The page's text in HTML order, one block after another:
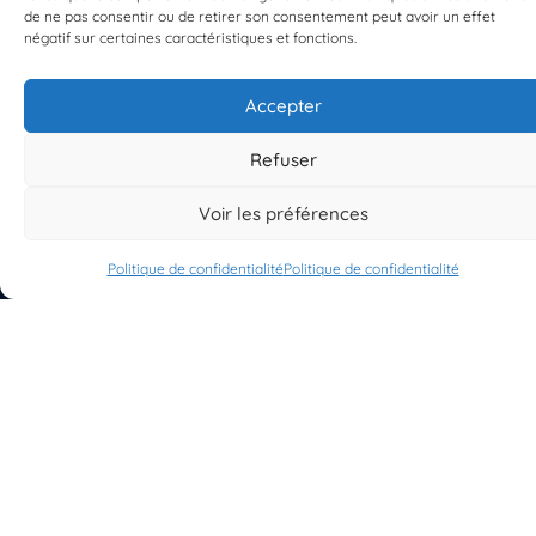
de ne pas consentir ou de retirer son consentement peut avoir un effet
négatif sur certaines caractéristiques et fonctions.
Accepter
Refuser
Voir les préférences
Politique de confidentialitéPolitique de confidentialité
S'INSCRIRE À LA NEWSLETTER